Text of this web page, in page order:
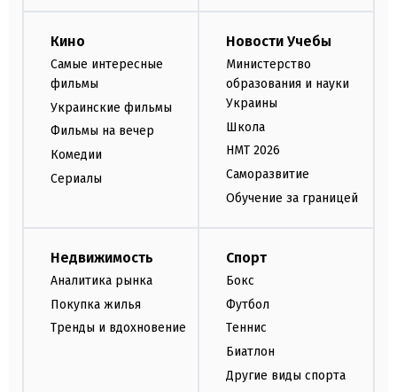
Кино
Самые интересные
фильмы
Украинские фильмы
Фильмы на вечер
Комедии
Сериалы
Новости Учебы
Министерство
образования и науки
Украины
Школа
НМТ 2026
Саморазвитие
Обучение за границей
Недвижимость
Аналитика рынка
Покупка жилья
Тренды и вдохновение
Спорт
Бокс
Футбол
Теннис
Биатлон
Другие виды спорта